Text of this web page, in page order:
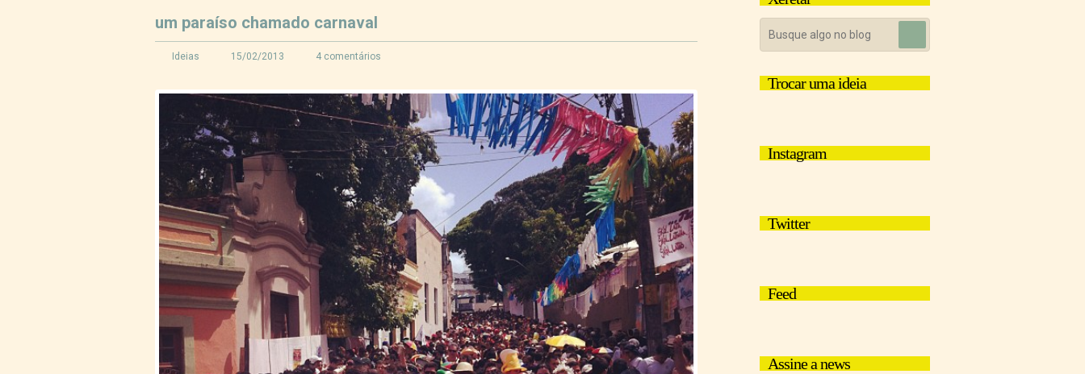
um paraíso chamado carnaval
Ideias 15/02/2013 4 comentários
Trocar uma ideia
Instagram
Twitter
Feed
Assine a news